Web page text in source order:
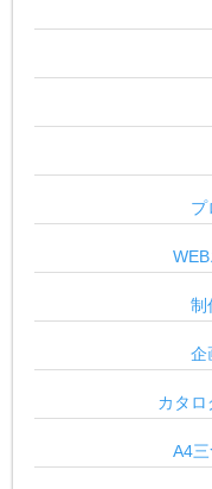
プ
制
企
カタ
A4